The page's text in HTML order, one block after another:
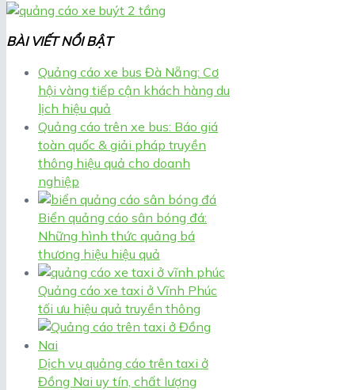
BÀI VIẾT NỔI BẬT
Quảng cáo xe bus Đà Nẵng: Cơ
hội vàng tiếp cận khách hàng du
lịch hiệu quả
Quảng cáo trên xe bus: Báo giá
toàn quốc & giải pháp truyền
thông hiệu quả cho doanh
nghiệp
Biển quảng cáo sân bóng đá:
Những hình thức quảng bá
thương hiệu hiệu quả
Quảng cáo xe taxi ở Vĩnh Phúc
tối ưu hiệu quả truyền thông
Dịch vụ quảng cáo trên taxi ở
Đồng Nai uy tín, chất lượng